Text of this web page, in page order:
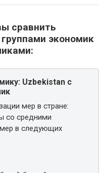
сравнить
группами экономик
Uzbekistan с
мер в стране:
со средними
в следующих